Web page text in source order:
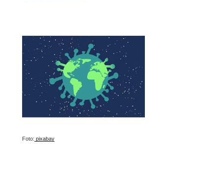
Foto: pixabay